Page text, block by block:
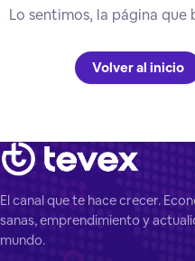
Lo sentimos, la página que
Volver al inicio
El canal que te hace crecer.
sanas, emprendimiento y
mundo.